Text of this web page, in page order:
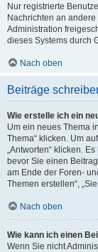
Nur registrierte
Nachrichten an
Administration
dieses Systems durch
Nach oben
Beiträge
Wie erstelle ich ein
Um ein neues Thema
Thema“ klicken. Um
„Antworten“ klicken.
bevor Sie einen
am Ende der Foren-
Themen erstellen“,
Nach oben
Wie kann ich einen
Wenn Sie nicht